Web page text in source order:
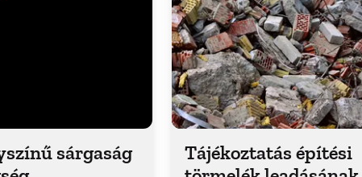
sárgaság
Tájékoztatás építési